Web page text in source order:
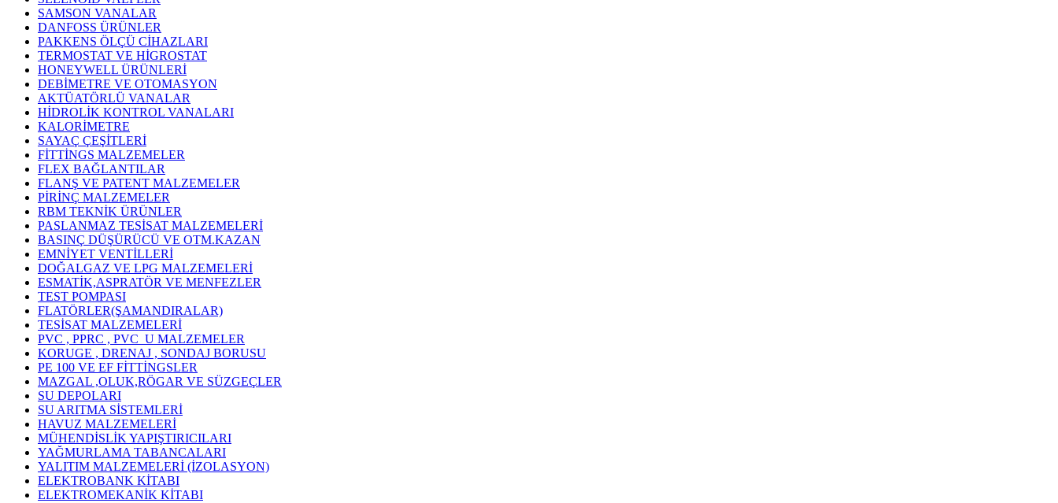
SAMSON VANALAR
DANFOSS ÜRÜNLER
PAKKENS ÖLÇÜ CİHAZLARI
TERMOSTAT VE HİGROSTAT
HONEYWELL ÜRÜNLERİ
DEBİMETRE VE OTOMASYON
AKTÜATÖRLÜ VANALAR
HİDROLİK KONTROL VANALARI
KALORİMETRE
SAYAÇ ÇEŞİTLERİ
FİTTİNGS MALZEMELER
FLEX BAĞLANTILAR
FLANŞ VE PATENT MALZEMELER
PİRİNÇ MALZEMELER
RBM TEKNİK ÜRÜNLER
PASLANMAZ TESİSAT MALZEMELERİ
BASINÇ DÜŞÜRÜCÜ VE OTM.KAZAN
EMNİYET VENTİLLERİ
DOĞALGAZ VE LPG MALZEMELERİ
ESMATİK,ASPRATÖR VE MENFEZLER
TEST POMPASI
FLATÖRLER(ŞAMANDIRALAR)
TESİSAT MALZEMELERİ
PVC , PPRC , PVC_U MALZEMELER
KORUGE , DRENAJ , SONDAJ BORUSU
PE 100 VE EF FİTTİNGSLER
MAZGAL ,OLUK,RÖGAR VE SÜZGEÇLER
SU DEPOLARI
SU ARITMA SİSTEMLERİ
HAVUZ MALZEMELERİ
MÜHENDİSLİK YAPIŞTIRICILARI
YAĞMURLAMA TABANCALARI
YALITIM MALZEMELERİ (İZOLASYON)
ELEKTROBANK KİTABI
ELEKTROMEKANİK KİTABI